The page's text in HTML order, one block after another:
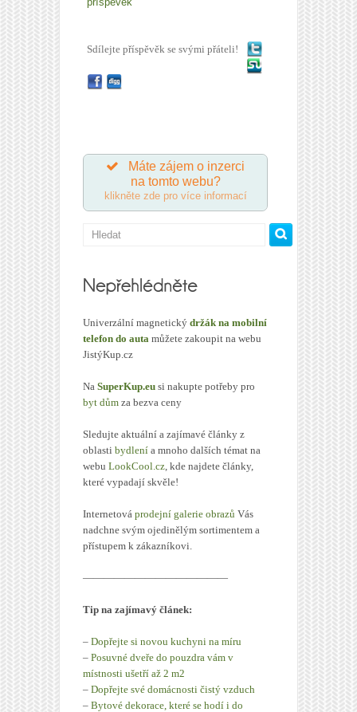
Sdílejte příspěvěk se svými přáteli!
Máte zájem o inzerci
na tomto webu?
klikněte zde pro více informací
Univerzální magnetický držák na mobilní
telefon do auta můžete zakoupit na webu
JistýKup.cz
Na SuperKup.eu si nakupte potřeby pro
byt dům za bezva ceny
Sledujte aktuální a zajímavé články z
oblasti bydlení a mnoho dalších témat na
webu LookCool.cz , kde najdete články,
které vypadají skvěle!
Internetová prodejní galerie obrazů Vás
nadchne svým ojedinělým sortimentem a
přístupem k zákazníkovi.
——————————————
Tip na zajímavý článek:
– Dopřejte si novou kuchyni na míru
– Posuvné dveře do pouzdra vám v
místnosti ušetří až 2 m2
– Dopřejte své domácnosti čistý vzduch
– Bytové dekorace, které se hodí i do